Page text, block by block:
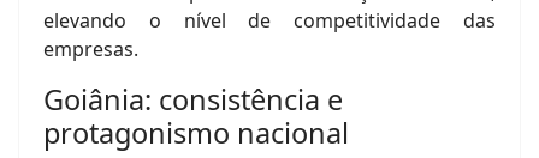
elevando o nível de competitividade das
empresas.
Goiânia: consistência e
protagonismo nacional